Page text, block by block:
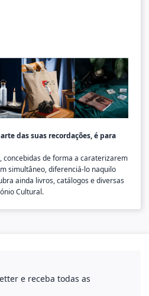
das suas recordações, é para
concebidas de forma a caraterizarem
simultâneo, diferenciá-lo naquilo
ainda livros, catálogos e diversas
Cultural.
e receba todas as